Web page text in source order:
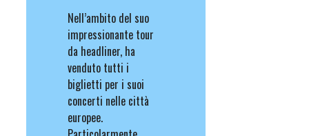
Nell’ambito del suo
impressionante tour
da headliner, ha
venduto tutti i
biglietti per i suoi
concerti nelle città
europee.